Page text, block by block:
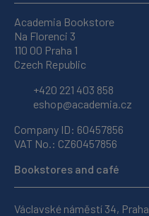
Academia Bookstore
Na Florenci 3
110 00 Praha 1
Czech Republic
+420 221 403 858
eshop@academia.cz
Company ID: 60457856
VAT No.: CZ60457856
Bookstores and café
Václavské náměstí 34, Praha